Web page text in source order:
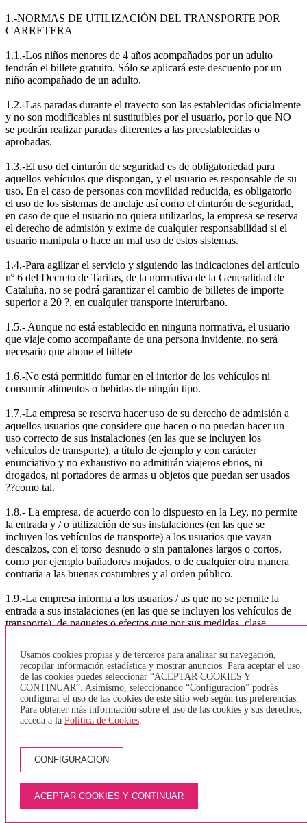
1.-NORMAS DE UTILIZACIÓN DEL TRANSPORTE POR
CARRETERA
1.1.-Los niños menores de 4 años acompañados por un adulto
tendrán el billete gratuito. Sólo se aplicará este descuento por un
niño acompañado de un adulto.
1.2.-Las paradas durante el trayecto son las establecidas oficialmente
y no son modificables ni sustituibles por el usuario, por lo que NO
se podrán realizar paradas diferentes a las preestablecidas o
aprobadas.
1.3.-El uso del cinturón de seguridad es de obligatoriedad para
aquellos vehículos que dispongan, y el usuario es responsable de su
uso. En el caso de personas con movilidad reducida, es obligatorio
el uso de los sistemas de anclaje así como el cinturón de seguridad,
en caso de que el usuario no quiera utilizarlos, la empresa se reserva
el derecho de admisión y exime de cualquier responsabilidad si el
usuario manipula o hace un mal uso de estos sistemas.
1.4.-Para agilizar el servicio y siguiendo las indicaciones del artículo
nº 6 del Decreto de Tarifas, de la normativa de la Generalidad de
Cataluña, no se podrá garantizar el cambio de billetes de importe
superior a 20 ?, en cualquier transporte interurbano.
1.5.- Aunque no está establecido en ninguna normativa, el usuario
que viaje como acompañante de una persona invidente, no será
necesario que abone el billete
1.6.-No está permitido fumar en el interior de los vehículos ni
consumir alimentos o bebidas de ningún tipo.
1.7.-La empresa se reserva hacer uso de su derecho de admisión a
aquellos usuarios que considere que hacen o no puedan hacer un
uso correcto de sus instalaciones (en las que se incluyen los
vehículos de transporte), a título de ejemplo y con carácter
enunciativo y no exhaustivo no admitirán viajeros ebrios, ni
drogados, ni portadores de armas u objetos que puedan ser usados
??como tal.
1.8.- La empresa, de acuerdo con lo dispuesto en la Ley, no permite
la entrada y / o utilización de sus instalaciones (en las que se
incluyen los vehículos de transporte) a los usuarios que vayan
descalzos, con el torso desnudo o sin pantalones largos o cortos,
como por ejemplo bañadores mojados, o de cualquier otra manera
contraria a las buenas costumbres y al orden público.
1.9.-La empresa informa a los usuarios / as que no se permite la
entrada a sus instalaciones (en las que se incluyen los vehículos de
transporte), de paquetes o efectos que por sus medidas, clase,
con materias peligrosas u objetos peligrosos.
1.10.-La empresa no permite la entrada de animales dentro de los
vehículos, a excepción de los perros guía para invidentes. Sólo se
permitirá la entrada de animales, dentro de la bodega del vehículo y
mediante el uso de transportines homologados.
1.11.-. bicicletas:
De acuerdo con la Orden TES / 376/2014, que hace referencia a la
normativa sobre el transporte de bicicletas. y según lo regular el
artículo 8, la normativa a seguir por la empresa TEISA será:
TRANSPORTE URBANO GIRONA, BANYOLES, LÍNEA
DEL TAV o VEHÍCULOS SIN BODEGA - Sólo se aceptarán
Usamos cookies propias y de terceros para analizar su navegación,
recopilar información estadística y mostrar anuncios. Para aceptar el uso
de las cookies puedes seleccionar “ACEPTAR COOKIES Y
CONTINUAR”. Asimismo, seleccionando “Configuración” podrás
configurar el uso de las cookies de este sitio web según tus preferencias.
Para obtener más información sobre el uso de las cookies y sus derechos,
acceda a la Política de Cookies.
CONFIGURACIÓN
ACEPTAR COOKIES Y CONTINUAR